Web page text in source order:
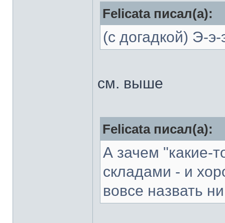
Felicata писал(а):
(с догадкой) Э-
см. выше
Felicata писал(а):
А зачем "какие-
складами - и
вовсе назвать